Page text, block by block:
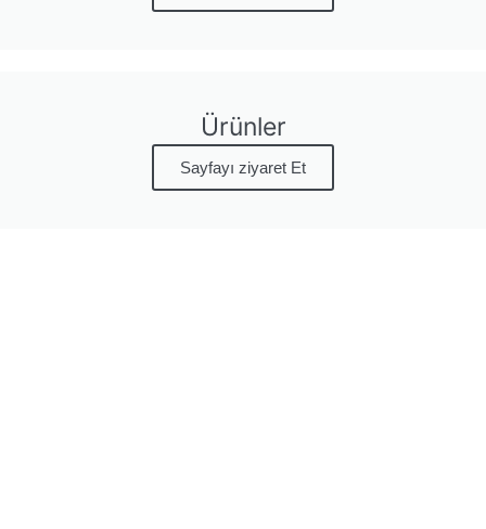
Ürünler
Sayfayı ziyaret Et